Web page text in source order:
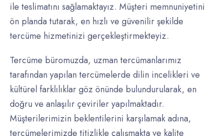
ile teslimatını sağlamaktayız. Müşteri memnuniyetini
ön planda tutarak, en hızlı ve güvenilir şekilde
tercüme hizmetinizi gerçekleştirmekteyiz.
Tercüme büromuzda, uzman tercümanlarımız
tarafından yapılan tercümelerde dilin incelikleri ve
kültürel farklılıklar göz önünde bulundurularak, en
doğru ve anlaşılır çeviriler yapılmaktadır.
Müşterilerimizin beklentilerini karşılamak adına,
tercümelerimizde titizlikle çalışmakta ve kalite